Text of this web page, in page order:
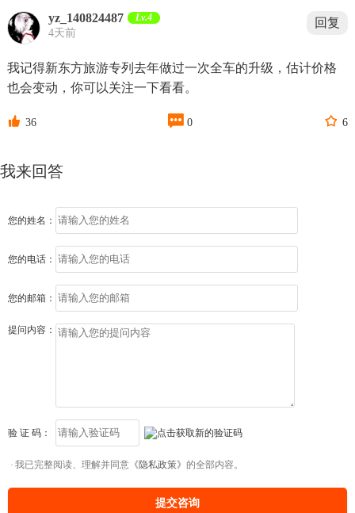
yz_140824487 Lv.4
4天前
回复
我记得新东方旅游专列去年做过一次全车的升级，估计价格
也会变动，你可以关注一下看看。
 36  0  6
我来回答
您的姓名：
您的电话：
您的邮箱：
提问内容：
验 证 码：
我已完整阅读、理解并同意 《隐私政策》 的全部内容。
提交咨询